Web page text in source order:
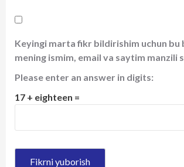
Keyingi marta fikr bildirishim uchun bu
mening ismim, email va saytim manzili
Please enter an answer in digits:
17 + eighteen =